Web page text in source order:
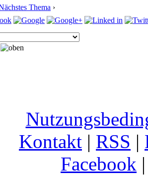
Thema ›
Kontakt | RSS |
Facebook